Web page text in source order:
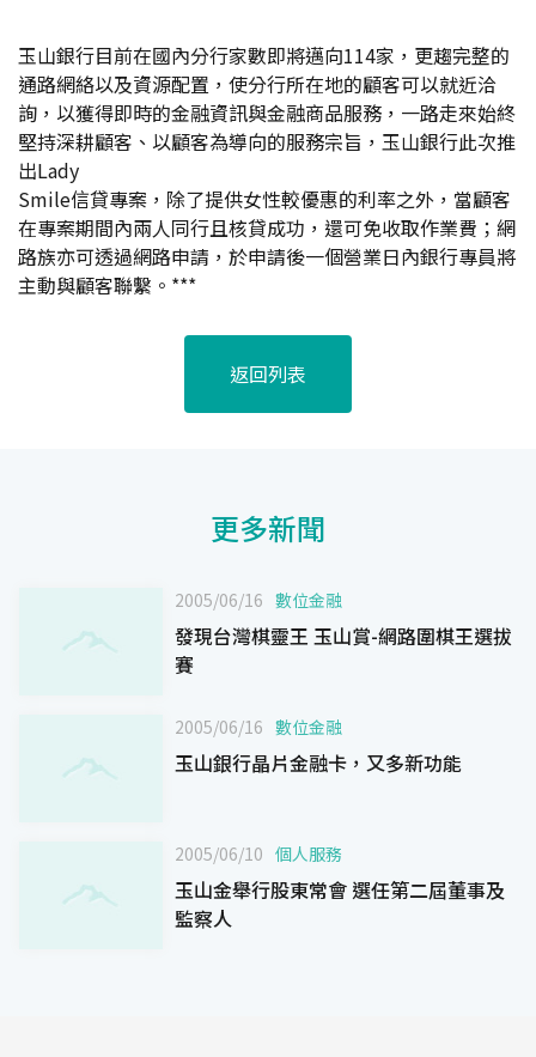
玉山銀行目前在國內分行家數即將邁向114家，更趨完整的
通路網絡以及資源配置，使分行所在地的顧客可以就近洽
詢，以獲得即時的金融資訊與金融商品服務，一路走來始終
堅持深耕顧客、以顧客為導向的服務宗旨，玉山銀行此次推
出Lady
Smile信貸專案，除了提供女性較優惠的利率之外，當顧客
在專案期間內兩人同行且核貸成功，還可免收取作業費；網
路族亦可透過網路申請，於申請後一個營業日內銀行專員將
主動與顧客聯繫。***
返回列表
更多新聞
2005/06/16 數位金融
發現台灣棋靈王 玉山賞-網路圍棋王選拔
賽
2005/06/16 數位金融
玉山銀行晶片金融卡，又多新功能
2005/06/10 個人服務
玉山金舉行股東常會 選任第二屆董事及
監察人